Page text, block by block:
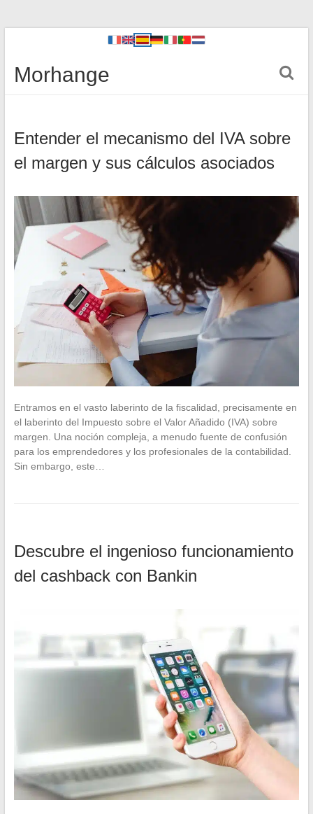
Morhange
Entender el mecanismo del IVA sobre
el margen y sus cálculos asociados
Entramos en el vasto laberinto de la fiscalidad, precisamente en
el laberinto del Impuesto sobre el Valor Añadido (IVA) sobre
margen. Una noción compleja, a menudo fuente de confusión
para los emprendedores y los profesionales de la contabilidad.
Sin embargo, este…
Descubre el ingenioso funcionamiento
del cashback con Bankin